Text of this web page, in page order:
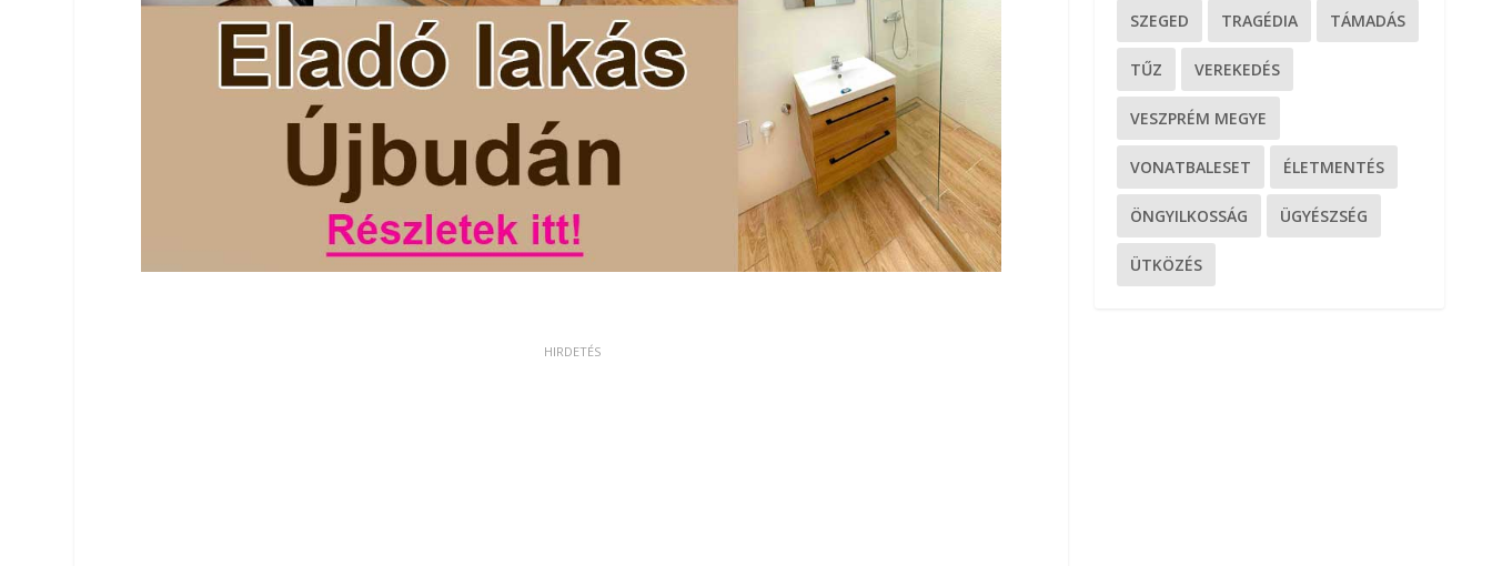
SZEGED TRAGÉDIA TÁMADÁS
TŰZ VEREKEDÉS
VESZPRÉM MEGYE
VONATBALESET ÉLETMENTÉS
ÖNGYILKOSSÁG ÜGYÉSZSÉG
ÜTKÖZÉS